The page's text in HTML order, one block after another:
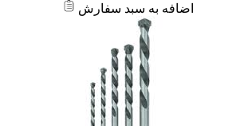
اضافه به سبد سفارش